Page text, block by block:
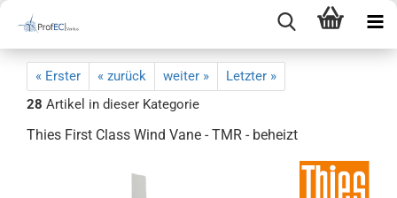
« Erster « zurück weiter »
Letzter »
28 Artikel in dieser Kategorie
Thies First Class Wind Vane - TMR - beheizt